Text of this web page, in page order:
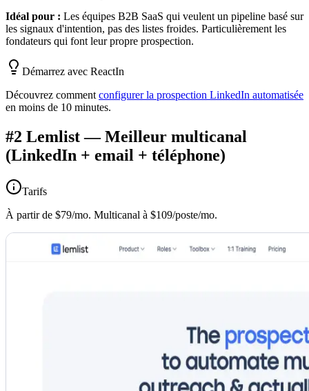
Idéal pour : Les équipes B2B SaaS qui veulent un pipeline basé sur
les signaux d'intention, pas des listes froides. Particulièrement les
fondateurs qui font leur propre prospection.
Démarrez avec ReactIn
Découvrez comment configurer la prospection LinkedIn automatisée
en moins de 10 minutes.
#2 Lemlist — Meilleur multicanal
(LinkedIn + email + téléphone)
Tarifs
À partir de $79/mo. Multicanal à $109/poste/mo.